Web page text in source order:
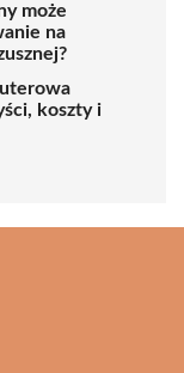
może
na
koszty i